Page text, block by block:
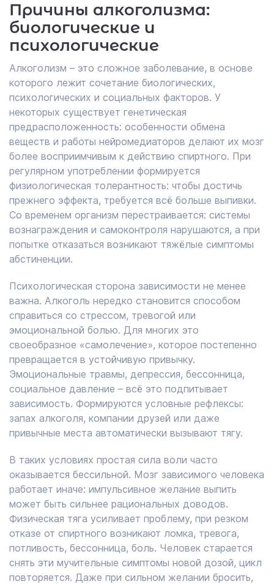
Причины алкоголизма:
биологические и
психологические
Алкоголизм – это сложное заболевание, в основе
которого лежит сочетание биологических,
психологических и социальных факторов. У
некоторых существует генетическая
предрасположенность: особенности обмена
веществ и работы нейромедиаторов делают их мозг
более восприимчивым к действию спиртного. При
регулярном употреблении формируется
физиологическая толерантность: чтобы достичь
прежнего эффекта, требуется всё больше выпивки.
Со временем организм перестраивается: системы
вознаграждения и самоконтроля нарушаются, а при
попытке отказаться возникают тяжёлые симптомы
абстиненции.
Психологическая сторона зависимости не менее
важна. Алкоголь нередко становится способом
справиться со стрессом, тревогой или
эмоциональной болью. Для многих это
своеобразное «самолечение», которое постепенно
превращается в устойчивую привычку.
Эмоциональные травмы, депрессия, бессонница,
социальное давление – всё это подпитывает
зависимость. Формируются условные рефлексы:
запах алкоголя, компании друзей или даже
привычные места автоматически вызывают тягу.
В таких условиях простая сила воли часто
оказывается бессильной. Мозг зависимого человека
работает иначе: импульсивное желание выпить
может быть сильнее рациональных доводов.
Физическая тяга усиливает проблему, при резком
отказе от спиртного возникают ломка, тревога,
потливость, бессонница, боль. Человек старается
снять эти мучительные симптомы новой дозой, цикл
повторяется. Даже при сильном желании бросить,